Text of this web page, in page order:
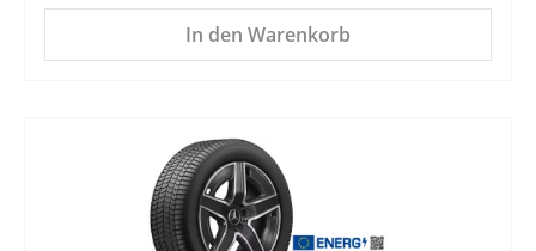
In den Warenkorb